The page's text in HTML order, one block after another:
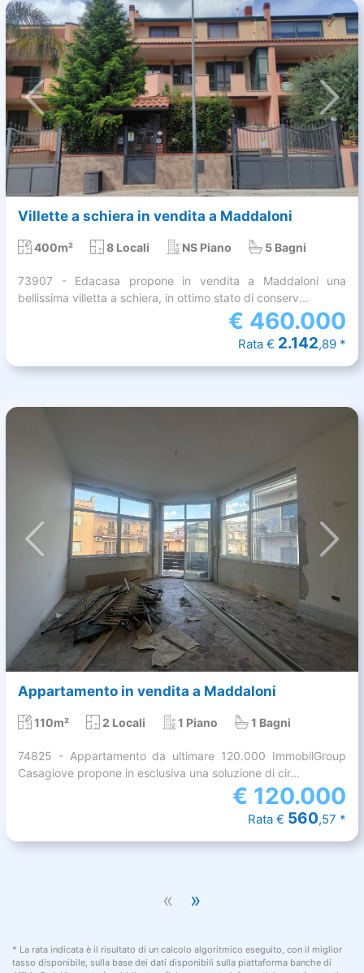
Villette a schiera in vendita a Maddaloni
400m² 8 Locali NS Piano 5 Bagni
73907 - Edacasa propone in vendita a Maddaloni una
bellissima villetta a schiera, in ottimo stato di conserv...
€ 460.000
Rata € 2.142,89 *
Appartamento in vendita a Maddaloni
110m² 2 Locali 1 Piano 1 Bagni
74825 - Appartamento da ultimare 120.000 ImmobilGroup
Casagiove propone in esclusiva una soluzione di cir...
€ 120.000
Rata € 560,57 *
« »
* La rata indicata è il risultato di un calcolo algoritmico eseguito, con il miglior
tasso disponibile, sulla base dei dati disponibili sulla piattaforma banche di